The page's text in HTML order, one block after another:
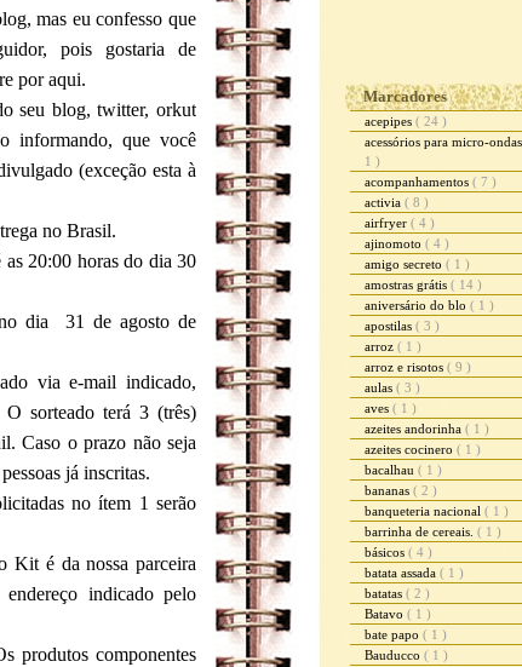
mas eu confesso que
pois gostaria de
por aqui.
seu blog, twitter, orkut
informando, que você
(exceção esta à
no Brasil.
as 20:00 horas do dia 30
dia 31 de agosto de
via e-mail indicado,
O sorteado terá 3 (três)
Caso o prazo não seja
já inscritas.
no ítem 1 serão
Kit é da nossa parceira
indicado pelo
produtos componentes
Marcadores
acepipes ( 24 )
acessórios para micro-
1 )
acompanhamentos ( 7 )
activia ( 8 )
airfryer ( 4 )
ajinomoto ( 4 )
amigo secreto ( 1 )
amostras grátis ( 14 )
aniversário do blo ( 1 )
apostilas ( 3 )
arroz ( 1 )
arroz e risotos ( 9 )
aulas ( 3 )
aves ( 1 )
azeites andorinha ( 1 )
azeites cocinero ( 1 )
bacalhau ( 1 )
bananas ( 2 )
banqueteria nacional ( 1 )
barrinha de cereais. ( 1 )
básicos ( 4 )
batata assada ( 1 )
batatas ( 2 )
Batavo ( 1 )
bate papo ( 1 )
Bauducco ( 1 )